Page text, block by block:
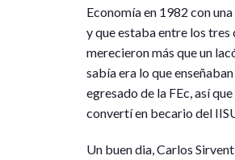
Economía en 1982 con
y que estaba entre los
merecieron más que un
sabía era lo que
egresado de la FEc, así
convertí en becario del
Un buen dia, Carlos